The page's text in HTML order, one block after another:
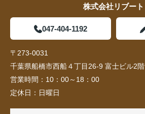
株式会社リブート
047-404-1192
〒273-0031
千葉県船橋市西船４丁目26-9 富士ビル2階
営業時間： 10：00～18：00
定休日： 日曜日